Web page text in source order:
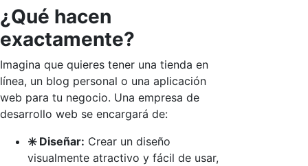
¿Qué hacen
exactamente?
Imagina que quieres tener una tienda en
línea, un blog personal o una aplicación
web para tu negocio. Una empresa de
desarrollo web se encargará de:
✳️ Diseñar: Crear un diseño
visualmente atractivo y fácil de usar,